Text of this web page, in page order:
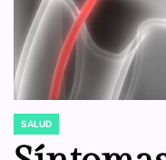
POSTED
IN
SALUD